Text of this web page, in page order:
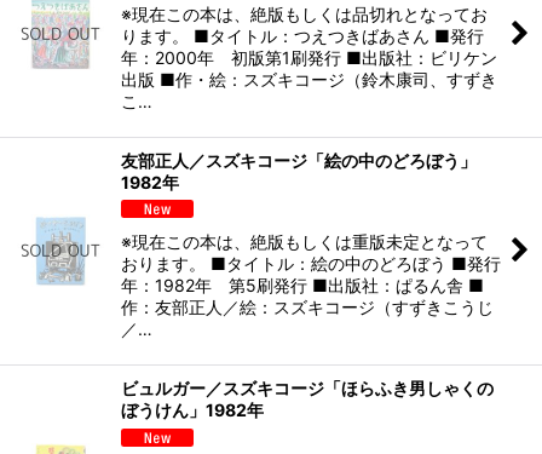
※現在この本は、絶版もしくは品切れとなってお
ります。 ■タイトル：つえつきばあさん ■発行
年：2000年 初版第1刷発行 ■出版社：ビリケン
出版 ■作・絵：スズキコージ（鈴木康司、すずき
こ…
友部正人／スズキコージ「絵の中のどろぼう」
1982年
※現在この本は、絶版もしくは重版未定となって
おります。 ■タイトル：絵の中のどろぼう ■発行
年：1982年 第5刷発行 ■出版社：ぱるん舎 ■
作：友部正人／絵：スズキコージ（すずきこうじ
／…
ビュルガー／スズキコージ「ほらふき男しゃくの
ぼうけん」1982年